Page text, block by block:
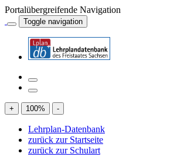
Portalübergreifende Navigation
Toggle navigation
+ 100% -
Lehrplan-Datenbank
zurück zur Startseite
zurück zur Schulart